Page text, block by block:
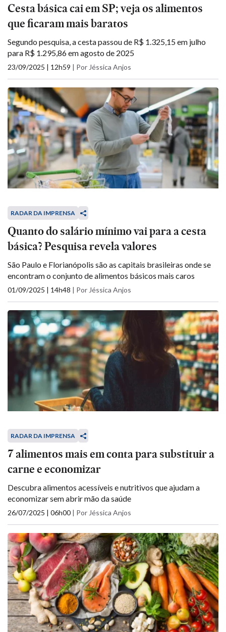
Cesta básica cai em SP; veja os alimentos
que ficaram mais baratos
Segundo pesquisa, a cesta passou de R$ 1.325,15 em julho
para R$ 1.295,86 em agosto de 2025
23/09/2025 | 12h59 | Por Jéssica Anjos
RADAR DA IMPRENSA
Quanto do salário mínimo vai para a cesta
básica? Pesquisa revela valores
São Paulo e Florianópolis são as capitais brasileiras onde se
encontram o conjunto de alimentos básicos mais caros
01/09/2025 | 14h48 | Por Jéssica Anjos
RADAR DA IMPRENSA
7 alimentos mais em conta para substituir a
carne e economizar
Descubra alimentos acessíveis e nutritivos que ajudam a
economizar sem abrir mão da saúde
26/07/2025 | 06h00 | Por Jéssica Anjos